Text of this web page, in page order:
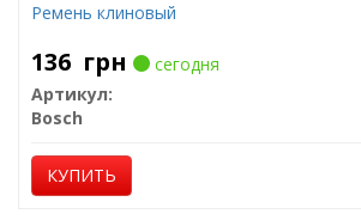
Ремень клиновый
136 грн
сегодня
Артикул:
Bosch
КУПИТЬ